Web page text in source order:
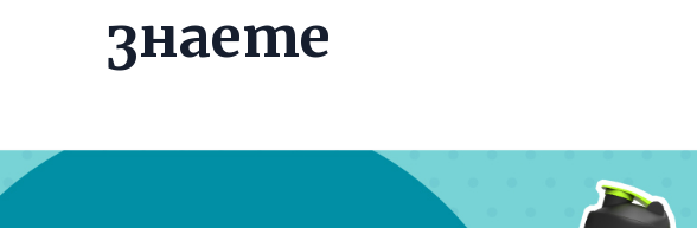
знаете